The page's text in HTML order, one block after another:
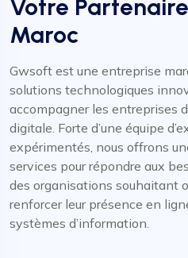
Votre
Maroc
Gwsoft est une entreprise
solutions technologiques
accompagner les entreprises
digitale. Forte d’une équipe
expérimentés, nous offrons
services pour répondre aux
des organisations souhaitant
renforcer leur présence en
systèmes d’information.